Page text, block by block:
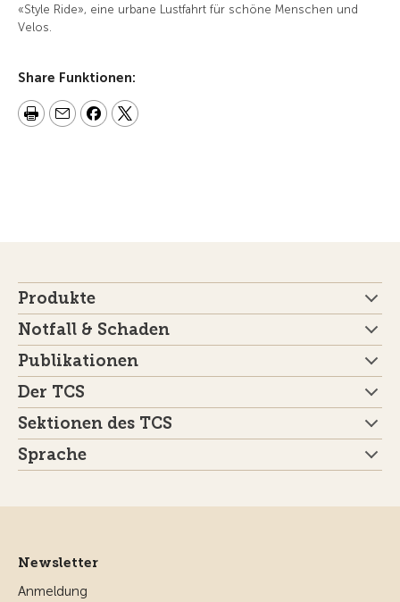
«Style Ride», eine urbane Lustfahrt für schöne Menschen und
Velos.
Share Funktionen:
Produkte
Notfall & Schaden
Publikationen
Der TCS
Sektionen des TCS
Sprache
Newsletter
Anmeldung